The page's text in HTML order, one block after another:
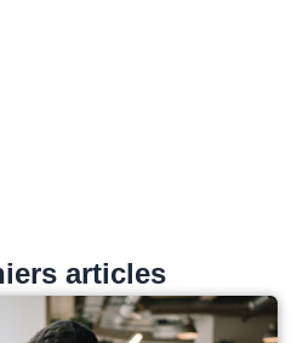
articles